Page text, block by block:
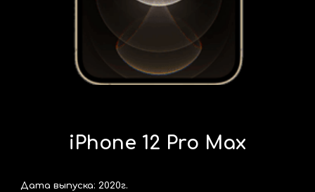
iPhone 12 Pro Max
Дата выпуска: 2020г.